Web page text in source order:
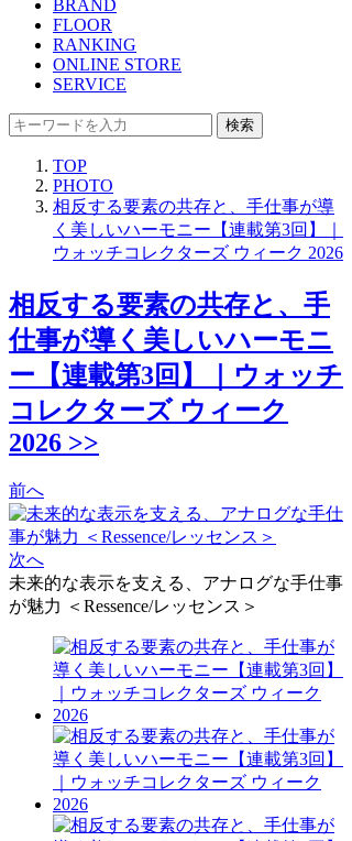
BRAND
FLOOR
RANKING
ONLINE STORE
SERVICE
検索
TOP
PHOTO
相反する要素の共存と、手仕事が導
く美しいハーモニー【連載第3回】｜
ウォッチコレクターズ ウィーク 2026
相反する要素の共存と、手
仕事が導く美しいハーモニ
ー【連載第3回】｜ウォッチ
コレクターズ ウィーク
2026 >>
前へ
次へ
未来的な表示を支える、アナログな手仕事
が魅力 ＜Ressence/レッセンス＞